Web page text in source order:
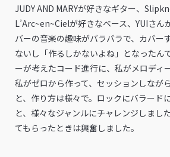
JUDY AND MARYが好きなギター、
L’Arc~en~Cielが好きなベース、YUIさ
バーの音楽の趣味がバラバラで、カバー
ないし「作るしかないよね」となったん
ーが考えたコード進行に、私がメロディ
私がゼロから作って、セッションしなが
と、作り方は様々で。ロックにバラード
と、様々なジャンルにチャレンジしまし
てもらったときは興奮しました。